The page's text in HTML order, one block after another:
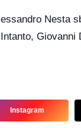
Nesta
Instagram